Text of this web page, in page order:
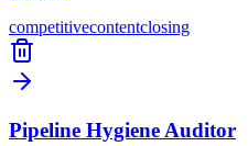
competitivecontentclosing
Pipeline Hygiene Auditor